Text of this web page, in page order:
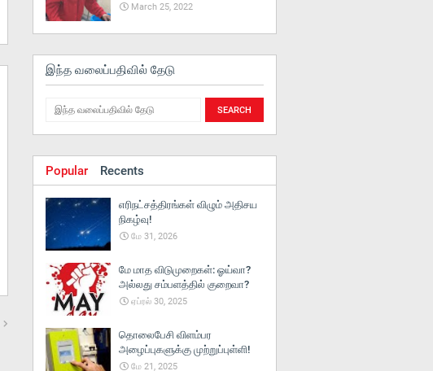
March 25, 2022
இந்த வலைப்பதிவில் தேடு
Popular Recents
எரிநட்சத்திரங்கள் விழும் அதிசய
நிகழ்வு!
மே 31, 2026
மே மாத விடுமுறைகள்: ஓய்வா?
அல்லது சம்பளத்தில் குறைவா?
ஏப்ரல் 30, 2025
தொலைபேசி விளம்பர
அழைப்புகளுக்கு முற்றுப்புள்ளி!
மே 21, 2025